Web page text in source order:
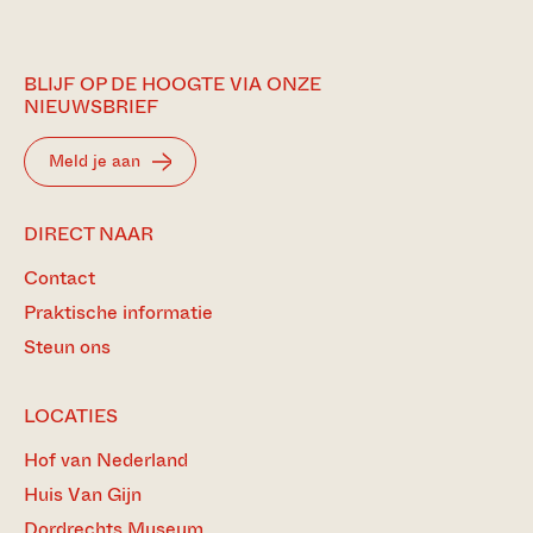
BLIJF OP DE HOOGTE VIA ONZE
NIEUWSBRIEF
Meld je aan
DIRECT NAAR
Contact
Praktische informatie
Steun ons
LOCATIES
Hof van Nederland
Huis Van Gijn